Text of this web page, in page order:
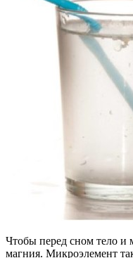
Чтобы перед сном тело и
магния. Микроэлемент